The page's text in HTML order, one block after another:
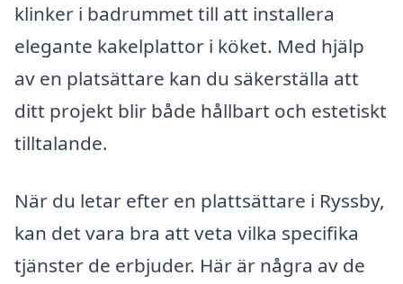
klinker i badrummet till att installera
elegante kakelplattor i köket. Med hjälp
av en platsättare kan du säkerställa att
ditt projekt blir både hållbart och estetiskt
tilltalande.
När du letar efter en plattsättare i Ryssby,
kan det vara bra att veta vilka specifika
tjänster de erbjuder. Här är några av de